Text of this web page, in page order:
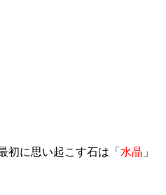
初に思い起こす石は「 水晶 」